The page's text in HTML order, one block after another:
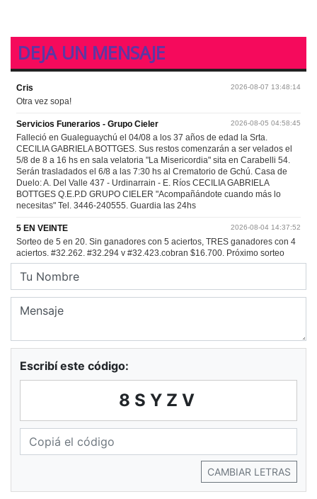
DEJA UN MENSAJE
Escribí este código:
8SYZV
CAMBIAR LETRAS